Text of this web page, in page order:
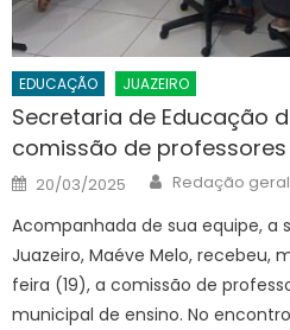
EDUCAÇÃO JUAZEIRO
Secretaria de Educação
comissão de
Posted
on
20/03/2025 Author
Redação geral
Acompanhada de sua equipe, a
Juazeiro, Maéve Melo, recebeu,
feira (19), a comissão de
municipal de ensino. No